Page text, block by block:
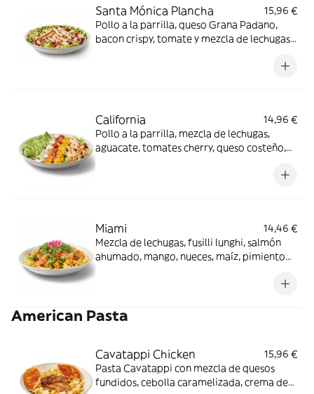
Santa Mónica Plancha
15,96 €
Pollo a la parrilla, queso Grana Padano,
bacon crispy, tomate y mezcla de lechugas
California
14,96 €
Pollo a la parrilla, mezcla de lechugas,
aguacate, tomates cherry, queso costeño,
Miami
14,46 €
Mezcla de lechugas, fusilli lunghi, salmón
ahumado, mango, nueces, maíz, pimiento
congelados a Tª < de -20ºC, mínimo 24
American Pasta
Cavatappi Chicken
15,96 €
Pasta Cavatappi con mezcla de quesos
fundidos, cebolla caramelizada, crema de